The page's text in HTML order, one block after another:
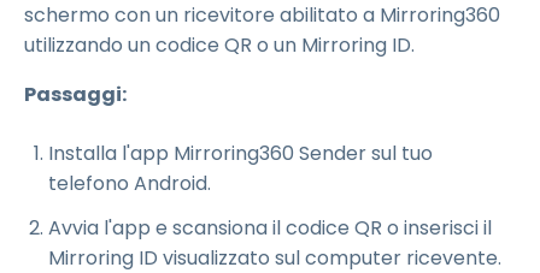
schermo con un ricevitore abilitato a Mirroring360
utilizzando un codice QR o un Mirroring ID.
Passaggi:
Installa l'app Mirroring360 Sender sul tuo
telefono Android.
Avvia l'app e scansiona il codice QR o inserisci il
Mirroring ID visualizzato sul computer ricevente.